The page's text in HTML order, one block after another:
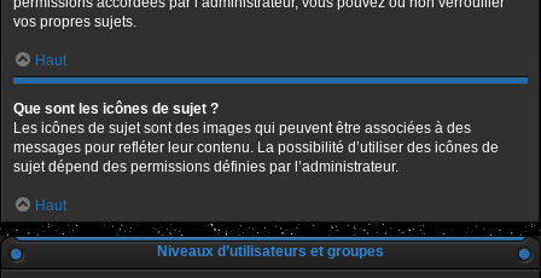
vos propres sujets.
Haut
Que sont les icônes de sujet ?
Les icônes de sujet sont des images qui peuvent être associées à des
messages pour refléter leur contenu. La possibilité d’utiliser des icônes de
sujet dépend des permissions définies par l’administrateur.
Haut
Niveaux d’utilisateurs et groupes